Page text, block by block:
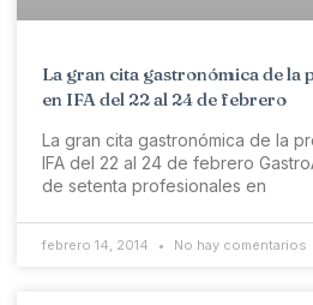
La gran cita gastronómica de la
en IFA del 22 al 24 de febrero
La gran cita gastronómica de la
IFA del 22 al 24 de febrero
de setenta profesionales en
febrero 14, 2014 No hay comentarios